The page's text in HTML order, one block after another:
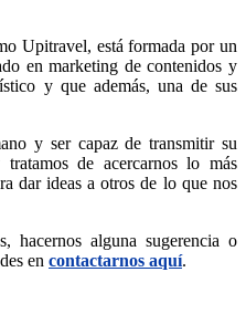
Upitravel, está formada por un
en marketing de contenidos y
y que además, una de sus
y ser capaz de transmitir su
de acercarnos lo más
dar ideas a otros de lo que nos
hacernos alguna sugerencia o
en contactarnos aquí.